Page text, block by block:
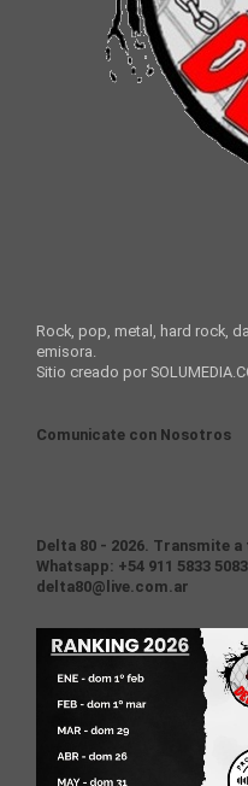
Rock, pop, metal, hard rock,
emisora.
Sitio creado por
Comunicate con Nosotros
Delta 80 - 2026. Transmite
Whatsapp: +54 911 5833
delta80@live.com.ar